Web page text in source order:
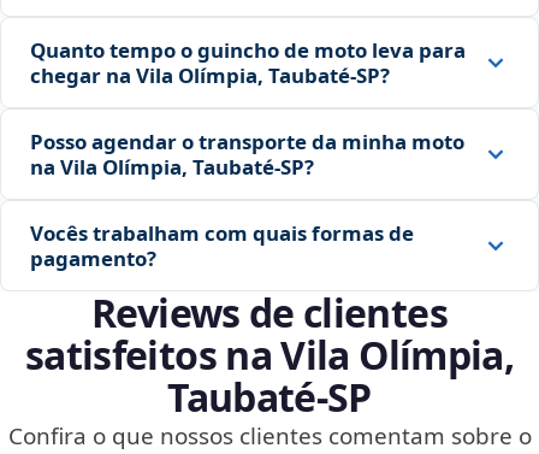
Quanto tempo o guincho de moto leva para
chegar na Vila Olímpia, Taubaté‑SP?
Posso agendar o transporte da minha moto
na Vila Olímpia, Taubaté‑SP?
Vocês trabalham com quais formas de
pagamento?
Reviews de clientes
satisfeitos na Vila Olímpia,
Taubaté‑SP
Confira o que nossos clientes comentam sobre o